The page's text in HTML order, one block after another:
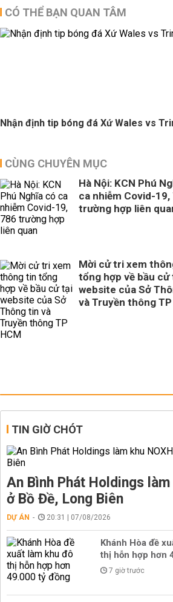
CÓ THỂ BẠN QUAN TÂM
Nhận định tip bóng đá Xứ Wales vs
CÙNG CHUYÊN MỤC
Hà Nội: KCN Phú
ca nhiễm Covid-19,
trường hợp liên
Mời cử tri xem
tổng hợp về bầu cử
website của Sở
và Truyền thông TP
TIN GIỜ CHÓT
An Bình Phát Holdings làm
ở Bồ Đề, Long Biên
DỰ ÁN 20:31 | 07/08/2026
Khánh Hòa đề
thị hỗn hợp hơn
7 giờ trước